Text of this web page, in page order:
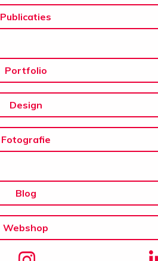
Publicaties
Portfolio
Design
Fotografie
Blog
Webshop